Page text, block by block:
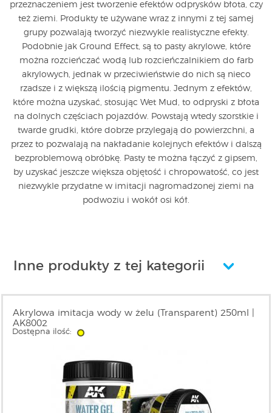
przeznaczeniem jest tworzenie efektów odprysków błota, czy
też ziemi. Produkty te używane wraz z innymi z tej samej
grupy pozwalają tworzyć niezwykle realistyczne efekty.
Podobnie jak Ground Effect, są to pasty akrylowe, które
można rozcieńczać wodą lub rozcieńczalnikiem do farb
akrylowych, jednak w przeciwieństwie do nich są nieco
rzadsze i z większą ilością pigmentu. Jednym z efektów,
które można uzyskać, stosując Wet Mud, to odpryski z błota
na dolnych częściach pojazdów. Powstają wtedy szorstkie i
twarde grudki, które dobrze przylegają do powierzchni, a
przez to pozwalają na nakładanie kolejnych efektów i dalszą
bezproblemową obróbkę. Pasty te można łączyć z gipsem,
by uzyskać jeszcze większa objętość i chropowatość, co jest
niezwykle przydatne w imitacji nagromadzonej ziemi na
podwoziu i wokół osi kół.
Inne produkty z tej kategorii
Akrylowa imitacja wody w żelu (Transparent) 250ml |
AK8002
Dostępna ilość: